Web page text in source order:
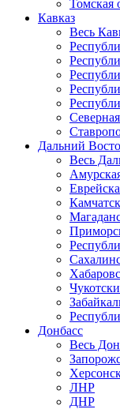
Томская
Кавказ
Весь
Дальний
Весь
Донбасс
Весь
ЛНР
ДНР